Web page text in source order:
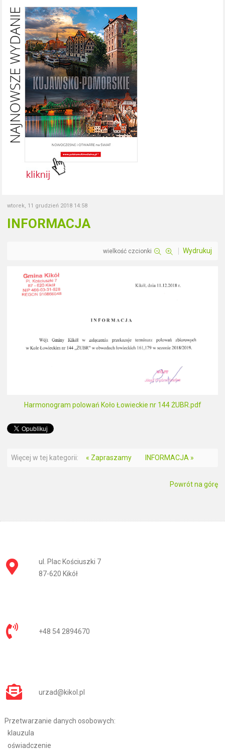
wtorek, 11 grudzień 2018 14:58
INFORMACJA
wielkość czcionki Wydrukuj
Harmonogram polowań Koło Łowieckie nr 144 ŻUBR.pdf
Więcej w tej kategorii: « Zapraszamy INFORMACJA »
Powrót na górę
ul. Plac Kościuszki 7
87-620 Kikół
+48 54 2894670
urzad@kikol.pl
Przetwarzanie danych osobowych:
klauzula
oświadczenie